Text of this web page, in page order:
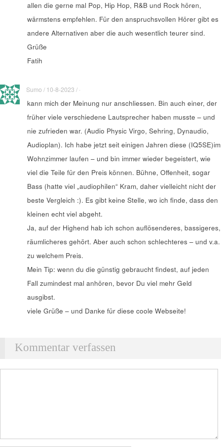
allen die gerne mal Pop, Hip Hop, R&B und Rock hören,
wärmstens empfehlen. Für den anspruchsvollen Hörer gibt es
andere Alternativen aber die auch wesentlich teurer sind.
Grüße
Fatih
Sumo / 10-8-2023 / ·
kann mich der Meinung nur anschliessen. Bin auch einer, der
früher viele verschiedene Lautsprecher haben musste – und
nie zufrieden war. (Audio Physic Virgo, Sehring, Dynaudio,
Audioplan). Ich habe jetzt seit einigen Jahren diese (IQ5SE)im
Wohnzimmer laufen – und bin immer wieder begeistert, wie
viel die Teile für den Preis können. Bühne, Offenheit, sogar
Bass (hatte viel „audiophilen“ Kram, daher vielleicht nicht der
beste Vergleich :). Es gibt keine Stelle, wo ich finde, dass den
kleinen echt viel abgeht.
Ja, auf der Highend hab ich schon auflösenderes, bassigeres,
räumlicheres gehört. Aber auch schon schlechteres – und v.a.
zu welchem Preis.
Mein Tip: wenn du die günstig gebraucht findest, auf jeden
Fall zumindest mal anhören, bevor Du viel mehr Geld
ausgibst.
viele Grüße – und Danke für diese coole Webseite!
Kommentar verfassen